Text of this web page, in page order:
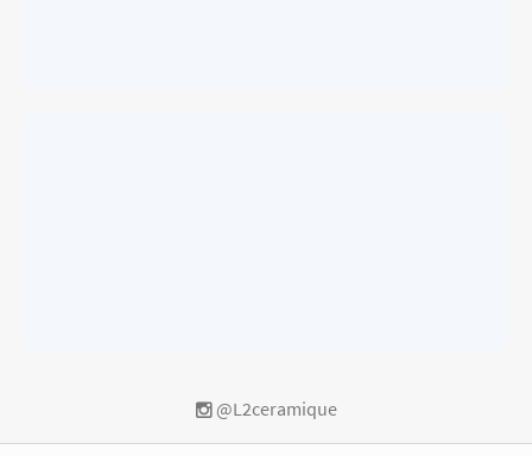
@L2ceramique